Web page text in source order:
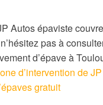
Autos épaviste
pas à
d’épave à
d’intervention de
gratuit